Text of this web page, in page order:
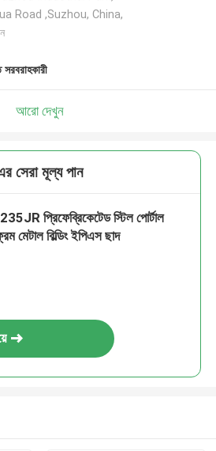
Road ,Suzhou, China,
সরবরাহকারী
আরো দেখুন
সেরা মূল্য পান
প্রিফেব্রিকেটেড স্টিল পোর্টাল
মেটাল বিল্ডিং ইপিএস ছাদ